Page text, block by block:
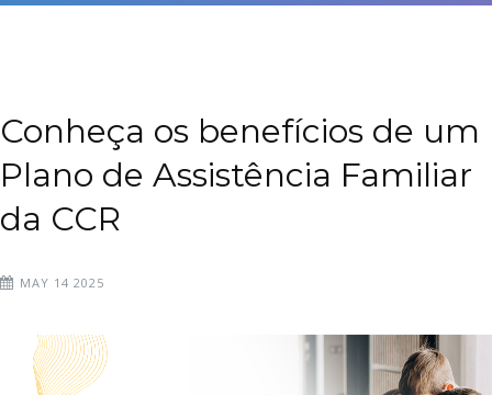
Conheça os benefícios de um
Plano de Assistência Familiar
da CCR
MAY 14 2025